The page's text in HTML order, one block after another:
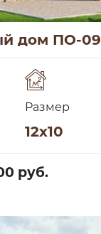
дом ПО-09
Размер
12х10
руб.